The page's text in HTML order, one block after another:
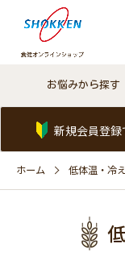
お悩みから探す
新規会員登録
ホーム 低体温・冷